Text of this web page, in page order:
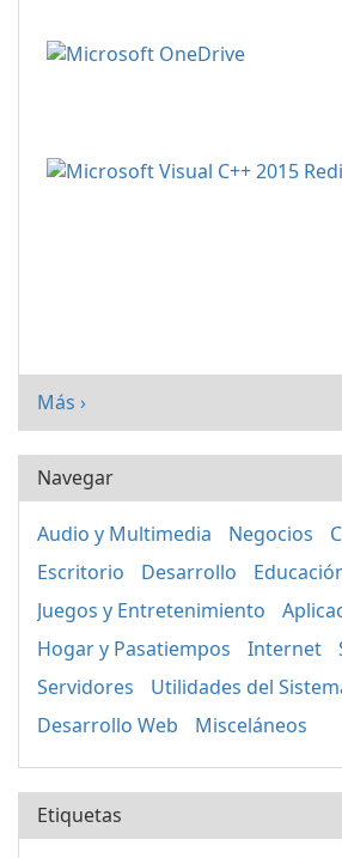
Más ›
Navegar
Audio y Multimedia Negocios
Escritorio
Desarrollo
Juegos y Entretenimiento
Hogar y Pasatiempos
Internet
Servidores
Utilidades del
Desarrollo Web
Misceláneos
Etiquetas